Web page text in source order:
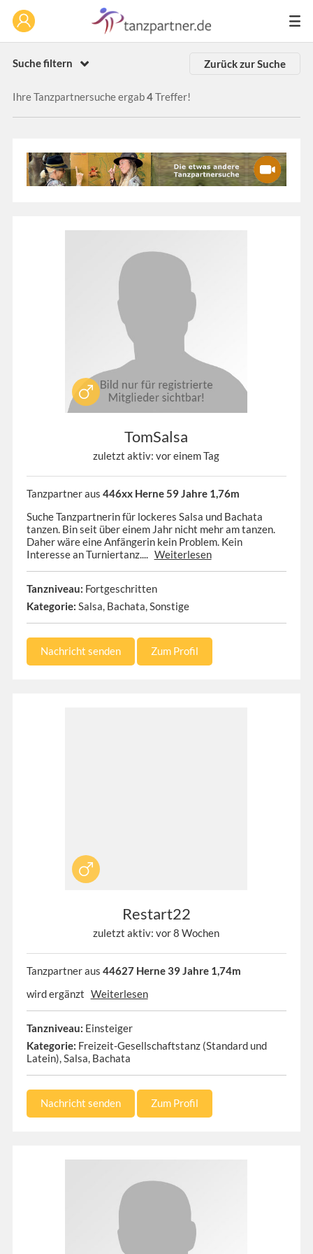
Suche filtern Zurück zur Suche
Ihre Tanzpartnersuche ergab4Treffer!
TomSalsa
zuletzt aktiv: vor einem Tag
Tanzpartner aus 446xx Herne 59 Jahre 1,76m
Suche Tanzpartnerin für lockeres Salsa und Bachata
tanzen. Bin seit über einem Jahr nicht mehr am tanzen.
Daher wäre eine Anfängerin kein Problem. Kein
Interesse an Turniertanz.... Weiterlesen
Tanzniveau: Fortgeschritten
Kategorie: Salsa, Bachata, Sonstige
Nachricht senden Zum Profil
Restart22
zuletzt aktiv: vor 8 Wochen
Tanzpartner aus 44627 Herne 39 Jahre 1,74m
wird ergänzt Weiterlesen
Tanzniveau: Einsteiger
Kategorie: Freizeit-Gesellschaftstanz (Standard und
Latein), Salsa, Bachata
Nachricht senden Zum Profil